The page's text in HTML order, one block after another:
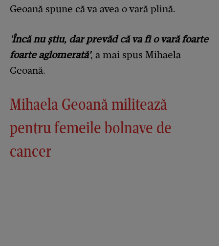
Geoană spune că va avea o vară plină.
'Încă nu știu, dar prevăd că va fi o vară foarte
foarte aglomerată', a mai spus Mihaela
Geoană.
Mihaela Geoană militează
pentru femeile bolnave de
cancer